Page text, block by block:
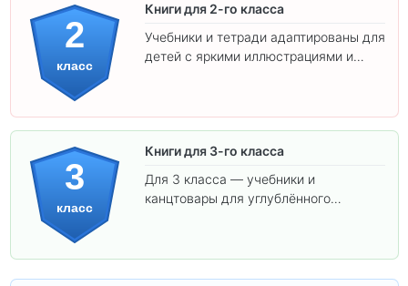
2
класс
Книги для 2-го класса
Учебники и тетради адаптированы для
детей с яркими иллюстрациями и
3
класс
Книги для 3-го класса
Для 3 класса — учебники и
канцтовары для углублённого